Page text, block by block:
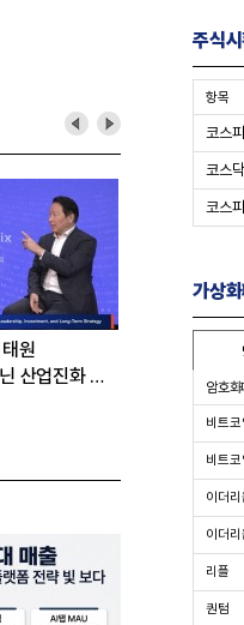
그
[심층분석] 포스코, 트
본격화
16조7천억원 투자 재
주식
항목
코스피
코스닥
코스
가상화
암호화
비트코
비트코
이더리
이더리
리플
퀀텀